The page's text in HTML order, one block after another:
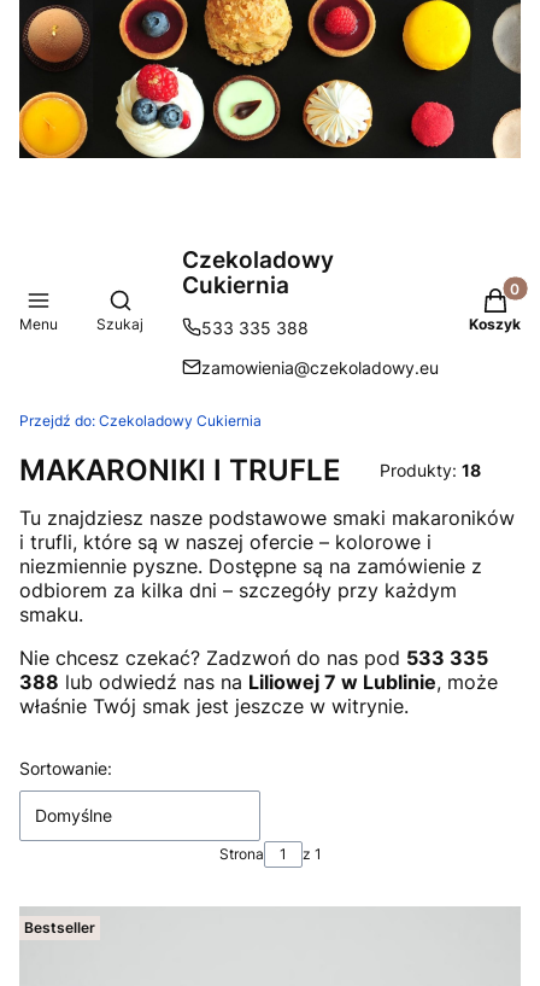
Menu
Otwórz wyszukiwarkę
Szukaj
Czekoladowy
Cukiernia
533 335 388
zamowienia@czekoladowy.eu
Koszyk
Przejdź do: Czekoladowy Cukiernia
MAKARONIKI I TRUFLE Produkty: 18
Tu znajdziesz nasze podstawowe smaki makaroników
i trufli, które są w naszej ofercie – kolorowe i
niezmiennie pyszne. Dostępne są na zamówienie z
odbiorem za kilka dni – szczegóły przy każdym
smaku.
Nie chcesz czekać? Zadzwoń do nas pod 533 335
388 lub odwiedź nas na Liliowej 7 w Lublinie, może
właśnie Twój smak jest jeszcze w witrynie.
Lista produktów
Sortowanie:
Domyślne
Strona z 1
Bestseller